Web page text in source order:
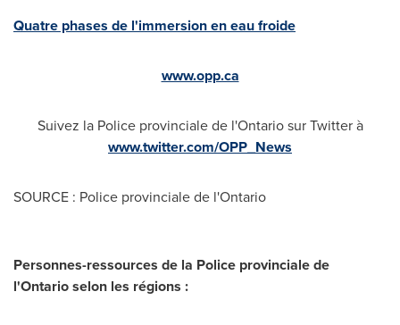
Quatre phases de l'immersion en eau froide
www.opp.ca
Suivez la Police provinciale de l'Ontariosur Twitter à
www.twitter.com/OPP_News
SOURCE : Police provinciale de l'Ontario
Personnes-ressources de la Police provinciale de
l'Ontario selon les régions :